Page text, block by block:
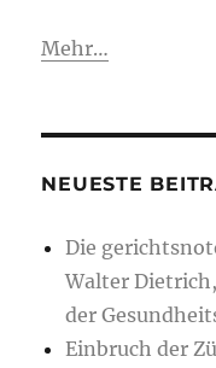
8542
Mehr…
NEUESTE
Die
Walter
der
Einbruch der